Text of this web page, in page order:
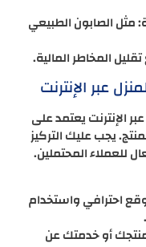
مثل الصابون الطبيعي
المخاطر المالية.
عبر الإنترنت
الإنترنت يعتمد على
يجب عليك التركيز
للعملاء المحتملين.
احترافي واستخدام
منتجك أو خدمتك عن